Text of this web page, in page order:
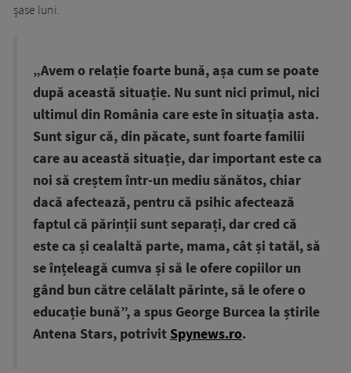
șase luni.
„Avem o relație foarte bună, așa cum se poate
după această situație. Nu sunt nici primul, nici
ultimul din România care este în situația asta.
Sunt sigur că, din păcate, sunt foarte familii
care au această situație, dar important este ca
noi să creștem într-un mediu sănătos, chiar
dacă afectează, pentru că psihic afectează
faptul că părinții sunt separați, dar cred că
este ca și cealaltă parte, mama, cât și tatăl, să
se înțeleagă cumva și să le ofere copiilor un
gând bun către celălalt părinte, să le ofere o
educație bună”, a spus George Burcea la știrile
Antena Stars, potrivit Spynews.ro.